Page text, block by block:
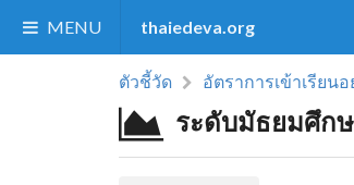
MENU thaiedeva.org
ตัวชี้วัด อัตราการเข้าเรียน
ระดับมัธยมศึก